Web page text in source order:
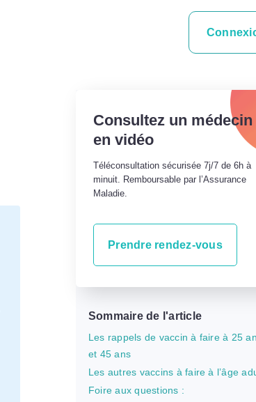
Consultez un médecin
en vidéo
Téléconsultation sécurisée 7j/7 de 6h à
minuit. Remboursable par l’Assurance
Maladie.
Prendre rendez-vous
Sommaire de l'article
Les rappels de vaccin à faire à 25
et 45 ans
Les autres vaccins à faire à l’âge
Foire aux questions :